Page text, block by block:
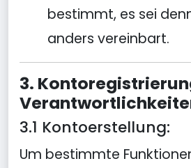
bestimmt, es sei
anders vereinbart.
3.
3.1 Kontoerstellung:
Um bestimmte